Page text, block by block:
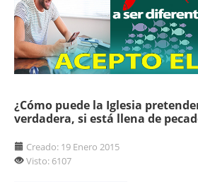
¿Cómo puede la Iglesia
verdadera, si está llena de
Creado: 19 Enero 2015
Visto: 6107